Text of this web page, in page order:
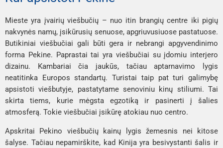
Mieste yra įvairių viešbučių – nuo ​​itin brangių centre iki pigių
nakvynės namų, įsikūrusių senuose, apgriuvusiuose pastatuose.
Butikiniai viešbučiai gali būti gera ir nebrangi apgyvendinimo
forma Pekine. Paprastai tai yra viešbučiai su įdomiu interjero
dizainu. Kambariai čia jaukūs, tačiau aptarnavimo lygis
neatitinka Europos standartų. Turistai taip pat turi galimybę
apsistoti viešbutyje, pastatytame senoviniu kinų stiliumi. Tai
skirta tiems, kurie mėgsta egzotiką ir pasinerti į šalies
atmosferą. Tokie viešbučiai įsikūrę atokiau nuo centro.
Apskritai Pekino viešbučių kainų lygis žemesnis nei kitose
šalyse. Tačiau nepamirškite, kad Kinija yra besivystanti šalis ir